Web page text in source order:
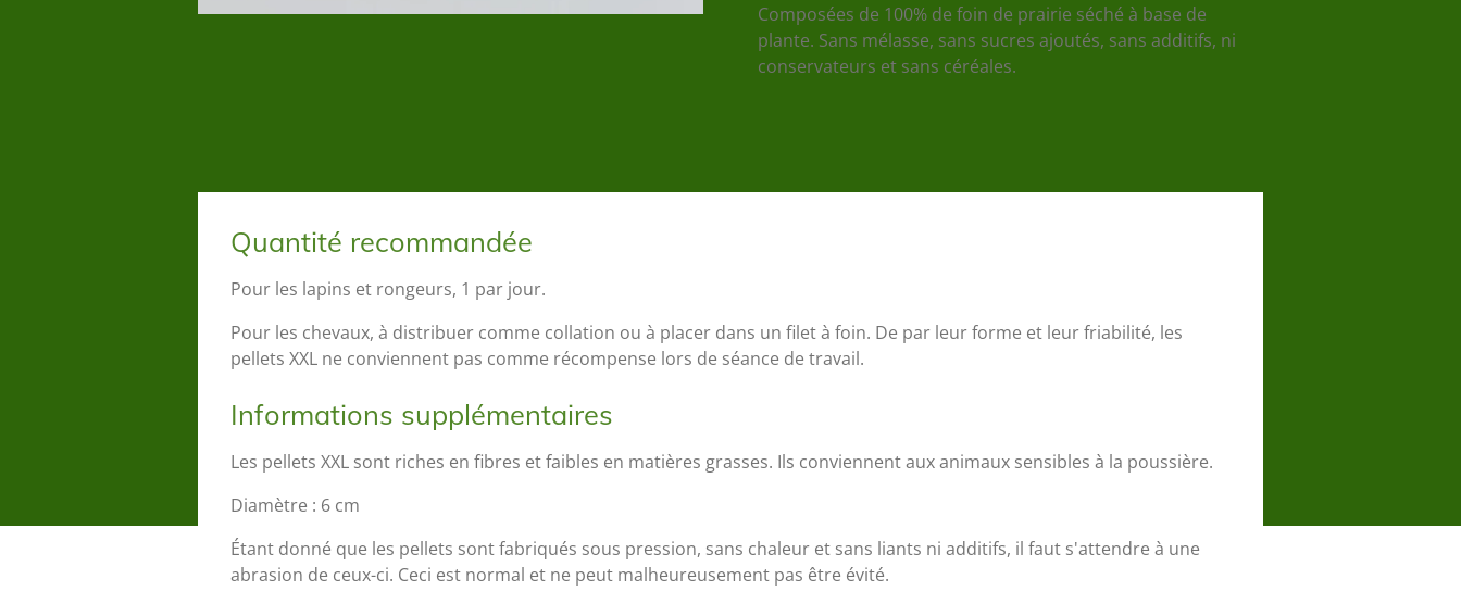
Composées de 100% de foin de prairie séché à base de
plante. Sans mélasse, sans sucres ajoutés, sans additifs, ni
conservateurs et sans céréales.
Quantité recommandée
Pour les lapins et rongeurs, 1 par jour.
Pour les chevaux, à distribuer comme collation ou à placer dans un filet à foin. De par leur forme et leur friabilité, les
pellets XXL ne conviennent pas comme récompense lors de séance de travail.
Informations supplémentaires
Les pellets XXL sont riches en fibres et faibles en matières grasses. Ils conviennent aux animaux sensibles à la poussière.
Diamètre : 6 cm
Étant donné que les pellets sont fabriqués sous pression, sans chaleur et sans liants ni additifs, il faut s'attendre à une
abrasion de ceux-ci. Ceci est normal et ne peut malheureusement pas être évité.